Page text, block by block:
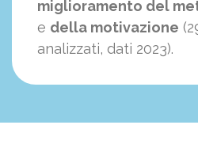
miglioramento del
e della motivazione
analizzati, dati 2023).